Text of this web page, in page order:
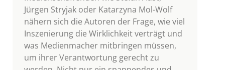
Jürgen Stryjak oder Katarzyna Mol-Wolf
nähern sich die Autoren der Frage, wie viel
Inszenierung die Wirklichkeit verträgt und
was Medienmacher mitbringen müssen,
um ihrer Verantwortung gerecht zu